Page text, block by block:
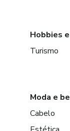
Hobbies
Turismo
Moda e
Cabelo